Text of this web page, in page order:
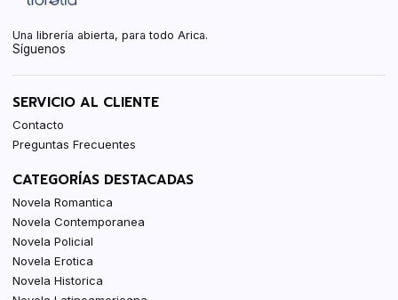
Una librería abierta, para todo Arica.
Síguenos
SERVICIO AL CLIENTE
Contacto
Preguntas Frecuentes
CATEGORÍAS DESTACADAS
Novela Romantica
Novela Contemporanea
Novela Policial
Novela Erotica
Novela Historica